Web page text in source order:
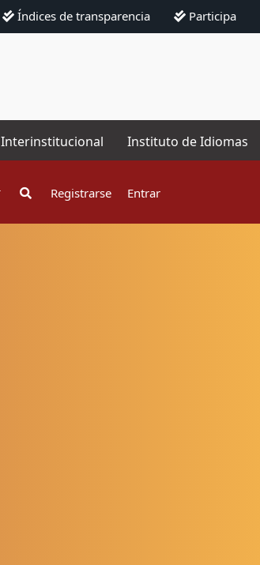
Índices de transparencia Participa
Interinstitucional Instituto de Idiomas
Registrarse Entrar